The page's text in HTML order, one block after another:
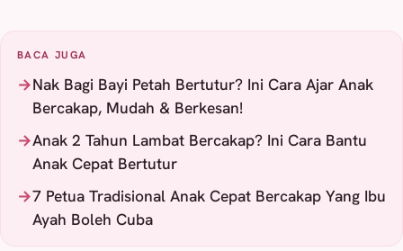
BACA JUGA
Nak Bagi Bayi Petah Bertutur? Ini Cara Ajar Anak
Bercakap, Mudah & Berkesan!
Anak 2 Tahun Lambat Bercakap? Ini Cara Bantu
Anak Cepat Bertutur
7 Petua Tradisional Anak Cepat Bercakap Yang Ibu
Ayah Boleh Cuba